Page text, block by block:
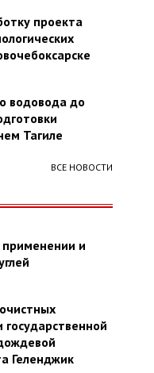
проекта
водовода до
Тагиле
ВСЕ НОВОСТИ
применении и
Геленджик